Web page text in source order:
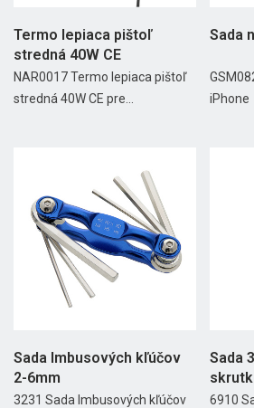
Termo lepiaca pištoľ
stredná 40W CE
NAR0017 Termo lepiaca pištoľ
stredná 40W CE pre...
Sada
iPhone
Sada Imbusových kľúčov
2-6mm
3231 Sada Imbusových kľúčov
Sada
6910